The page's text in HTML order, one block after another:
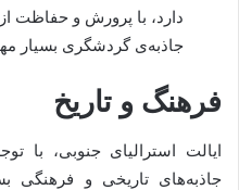
دارد، با پرورش و حفاظت
جاذبه‌ی گردشگری بسیار
فرهنگ و تاریخ
ایالت استرالیای جنوبی، با
جاذبه‌های تاریخی و فرهنگی